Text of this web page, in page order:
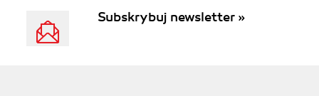
Subskrybuj newsletter »